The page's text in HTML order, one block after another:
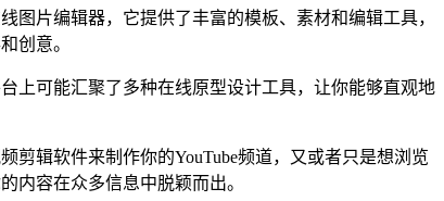
片编辑器，它提供了丰富的模板、素材和编辑工具，
创意。
上可能汇聚了多种在线原型设计工具，让你能够直观地
剪辑软件来制作你的YouTube频道，又或者只是想浏览
内容在众多信息中脱颖而出。